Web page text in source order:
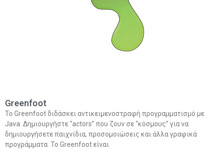
Greenfoot
Το Greenfoot διδάσκει αντικειμενοστραφή προγραμματισμό με
Java. Δημιουργήστε “actors” που ζουν σε “κόσμους” για να
δημιουργήσετε παιχνίδια, προσομοιώσεις και άλλα γραφικά
προγράμματα. Το Greenfoot είναι